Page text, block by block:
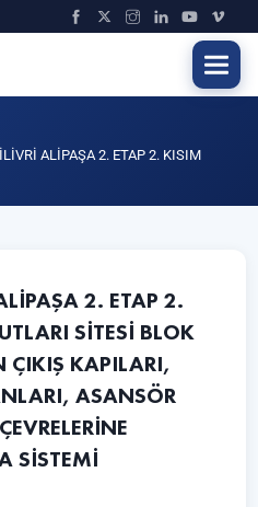
ALİPAŞA 2. ETAP 2. KISIM
2. ETAP 2.
SİTESİ BLOK
ÇIKIŞ KAPILARI,
ASANSÖR
SİSTEMİ